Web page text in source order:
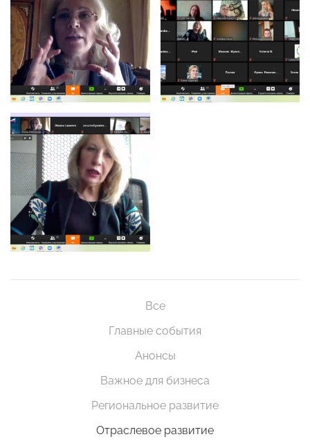
Все
Главные события
Анонсы
Важное для бизнеса
Региональное развитие
Отраслевое развитие